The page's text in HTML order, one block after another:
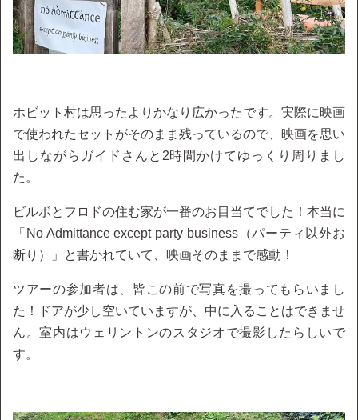
ホビット村は思ったよりかなり広かったです。実際に映画
で使われたセットがそのまま残っているので、映画を思い
出しながらガイドさんと2時間かけてゆっくり周りまし
た。
ビルボとフロドの住む家が一番のお目当てでした！本当に
「No Admittance except party business（パーティ以外お
断り）」と書かれていて、映画そのままで感動！
ツアーの参加者は、皆この前で写真を撮ってもらいまし
た！ドアが少し空いていますが、中に入ることはできませ
ん。室内はウェリントンのスタジオで撮影したらしいで
す。